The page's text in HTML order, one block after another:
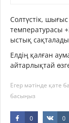
Солтүстік,
температурасы
ыстық
Елдің қалған
айтарлықтай
Егер мәтінде қате
басыңыз
0 0